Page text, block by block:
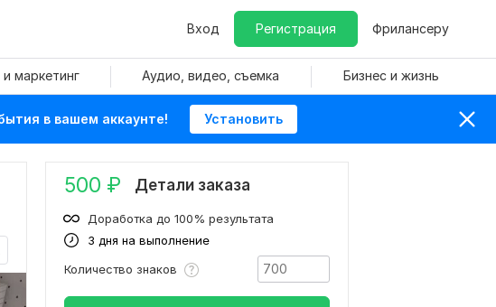
Вход Регистрация Фрилансеру
маркетинг Аудио, видео, съемка Бизнес и жизнь
в вашем аккаунте! Установить
500 ₽ Детали заказа
3 дня на выполнение
Доработка до 100% результата
Количество знаков